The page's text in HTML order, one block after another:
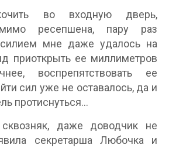
во входную дверь,
мимо ресепшена, пару раз
мне даже удалось на
приоткрыть ее миллиметров
воспрепятствовать ее
сил уже не оставалось, да и
протиснуться…
даже доводчик не
секретарша Любочка и